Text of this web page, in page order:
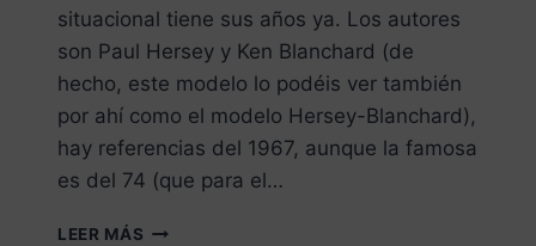
situacional tiene sus años ya. Los autores
son Paul Hersey y Ken Blanchard (de
hecho, este modelo lo podéis ver también
por ahí como el modelo Hersey-Blanchard),
hay referencias del 1967, aunque la famosa
es del 74 (que para el…
LEER MÁS